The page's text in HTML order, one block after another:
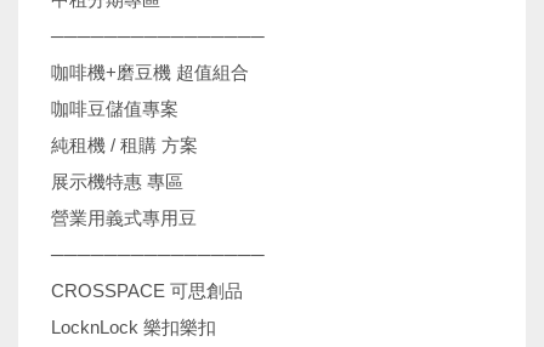
────────────────
咖啡機+磨豆機 超值組合
咖啡豆儲值專案
純租機 / 租購 方案
展示機特惠 專區
營業用義式專用豆
────────────────
CROSSPACE 可思創品
LocknLock 樂扣樂扣